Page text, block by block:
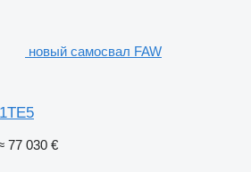
новый самосвал FAW
77 030 €